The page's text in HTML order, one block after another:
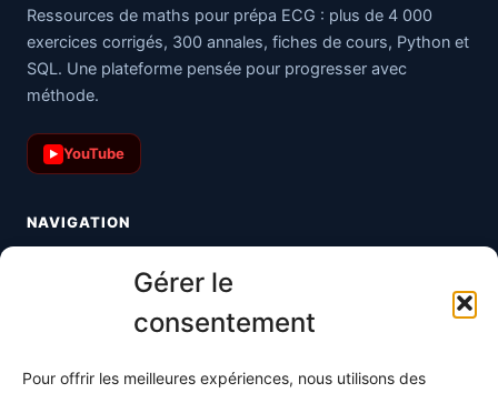
Gérer le
consentement
Pour offrir les meilleures expériences, nous utilisons des
Ressources de maths pour prépa ECG : plus de 4 000
exercices corrigés, 300 annales, fiches de cours, Python et
SQL. Une plateforme pensée pour progresser avec
méthode.
▶ YouTube
NAVIGATION
Toutes les maths
S'abonner